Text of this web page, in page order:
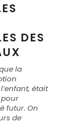
DES
la
était
pour
futur. On
de